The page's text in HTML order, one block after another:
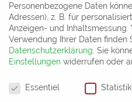
Tel: +49 (0) 2841 – 88 300 – 50
Mail:
info@gharieni.com
Cliquez ici pour découvrir nos
Disclaimer: Nothing on this website,
advice, implied or otherwise.
Personenbezogene Daten
Adressen), z. B. für
Anzeigen- und Inhaltsmessung.
Verwendung Ihrer Daten finden
Datenschutzerklärung Sie
Einstellungen widerrufen oder
Essentiel